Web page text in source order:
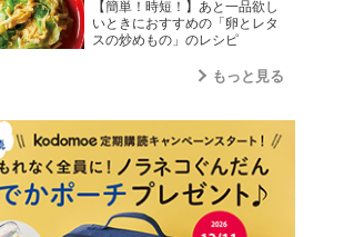
【簡単！時短！】あと一品欲し
いときにおすすめの「卵とレタ
スの炒めもの」のレシピ
もっと見る